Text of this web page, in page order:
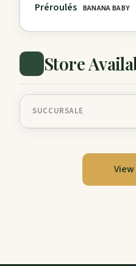
Préroulés BANANA BABY
Store
SUCCURSALE
View